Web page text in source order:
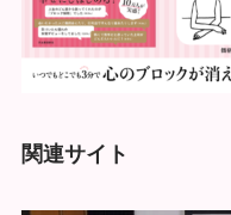
関連サイト